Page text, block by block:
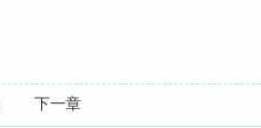
下一章